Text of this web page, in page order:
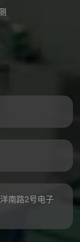
南路2号电子